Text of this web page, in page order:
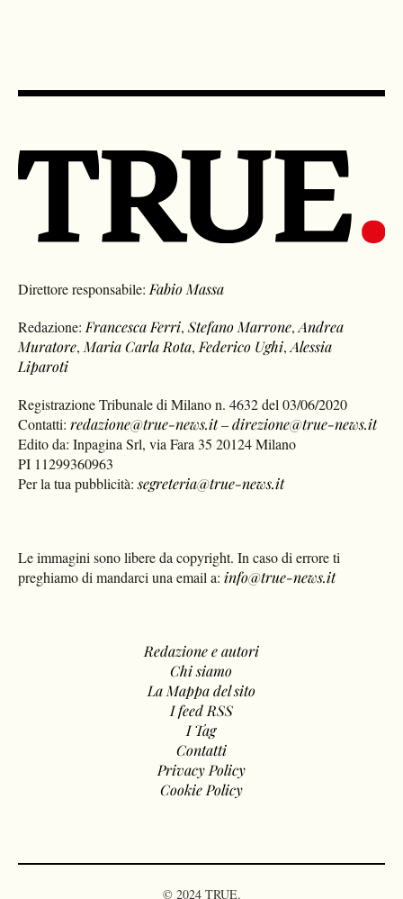
Direttore responsabile: Fabio Massa
Redazione: Francesca Ferri,Stefano Marrone,Andrea
Muratore, Maria Carla Rota, Federico Ughi,Alessia
Liparoti
Registrazione Tribunale di Milano n. 4632 del 03/06/2020
Contatti:redazione@true-news.it–direzione@true-news.it
Edito da: Inpagina Srl, via Fara 35 20124 Milano
PI 11299360963
Per la tua pubblicità:segreteria@true-news.it
Le immagini sono libere da copyright. In caso di errore ti
preghiamo di mandarci una email a: info@true-news.it
Redazione e autori
Chi siamo
La Mappa del sito
I feed RSS
I Tag
Contatti
Privacy Policy
Cookie Policy
© 2024 TRUE.